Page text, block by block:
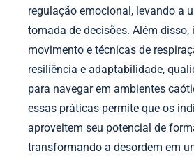
regulação emocional, levando a
tomada de decisões. Além disso,
movimento e técnicas de
resiliência e adaptabilidade,
para navegar em ambientes
essas práticas permite que os
aproveitem seu potencial de
transformando a desordem em